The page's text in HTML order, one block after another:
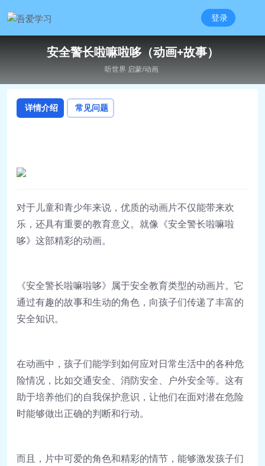
登录
安全警长啦嘛啦哆（动画+故事）
听世界 启蒙/动画
详情介绍 常见问题
对于儿童和青少年来说，优质的动画片不仅能带来欢
乐，还具有重要的教育意义。就像《安全警长啦嘛啦
哆》这部精彩的动画。
《安全警长啦嘛啦哆》属于安全教育类型的动画片。它
通过有趣的故事和生动的角色，向孩子们传递了丰富的
安全知识。
在动画中，孩子们能学到如何应对日常生活中的各种危
险情况，比如交通安全、消防安全、户外安全等。这有
助于培养他们的自我保护意识，让他们在面对潜在危险
时能够做出正确的判断和行动。
而且，片中可爱的角色和精彩的情节，能够激发孩子们